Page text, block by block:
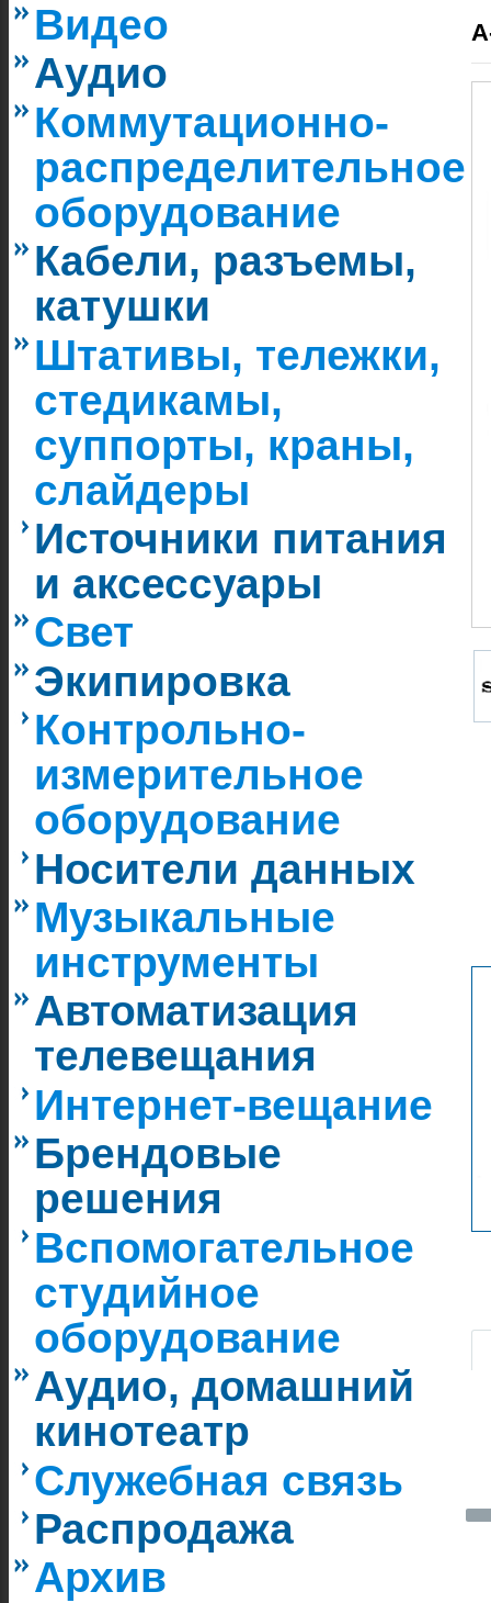
Видео
Аудио
Коммутационно-
распределительное
оборудование
Кабели, разъемы,
катушки
Штативы, тележки,
стедикамы,
суппорты, краны,
слайдеры
Источники питания
и аксессуары
Свет
Экипировка
Контрольно-
измерительное
оборудование
Носители данных
Музыкальные
инструменты
Автоматизация
телевещания
Интернет-вещание
Брендовые
решения
Вспомогательное
студийное
оборудование
Аудио, домашний
кинотеатр
Служебная связь
Распродажа
Архив